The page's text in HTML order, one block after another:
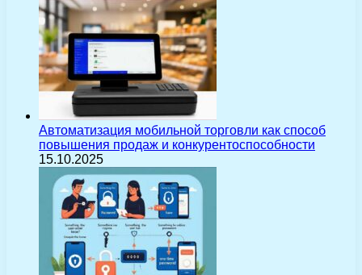
Автоматизация мобильной торговли как способ
повышения продаж и конкурентоспособности
15.10.2025